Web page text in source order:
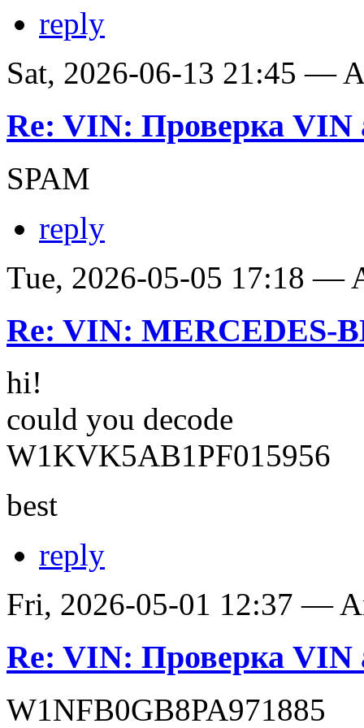
reply
Sat, 2026-06-13 21:45 —
Re: VIN: Проверка VIN
SPAM
reply
Tue, 2026-05-05 17:18 —
Re: VIN: MERCEDES-
hi!
could you decode
W1KVK5AB1PF015956
best
reply
Fri, 2026-05-01 12:37 —
Re: VIN: Проверка VIN
W1NFB0GB8PA971885